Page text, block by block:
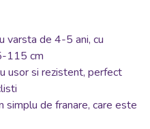
varsta de 4-5 ani, cu
115 cm
usor si rezistent, perfect
simplu de franare, care este